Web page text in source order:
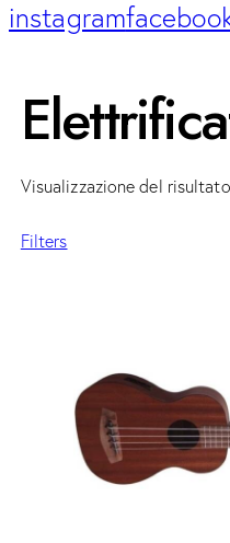
instagram
Visualizzazione del risultato
Filters